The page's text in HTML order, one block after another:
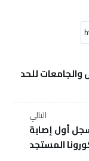
والجامعات للحد
التالي
أول إصابة
المستجد